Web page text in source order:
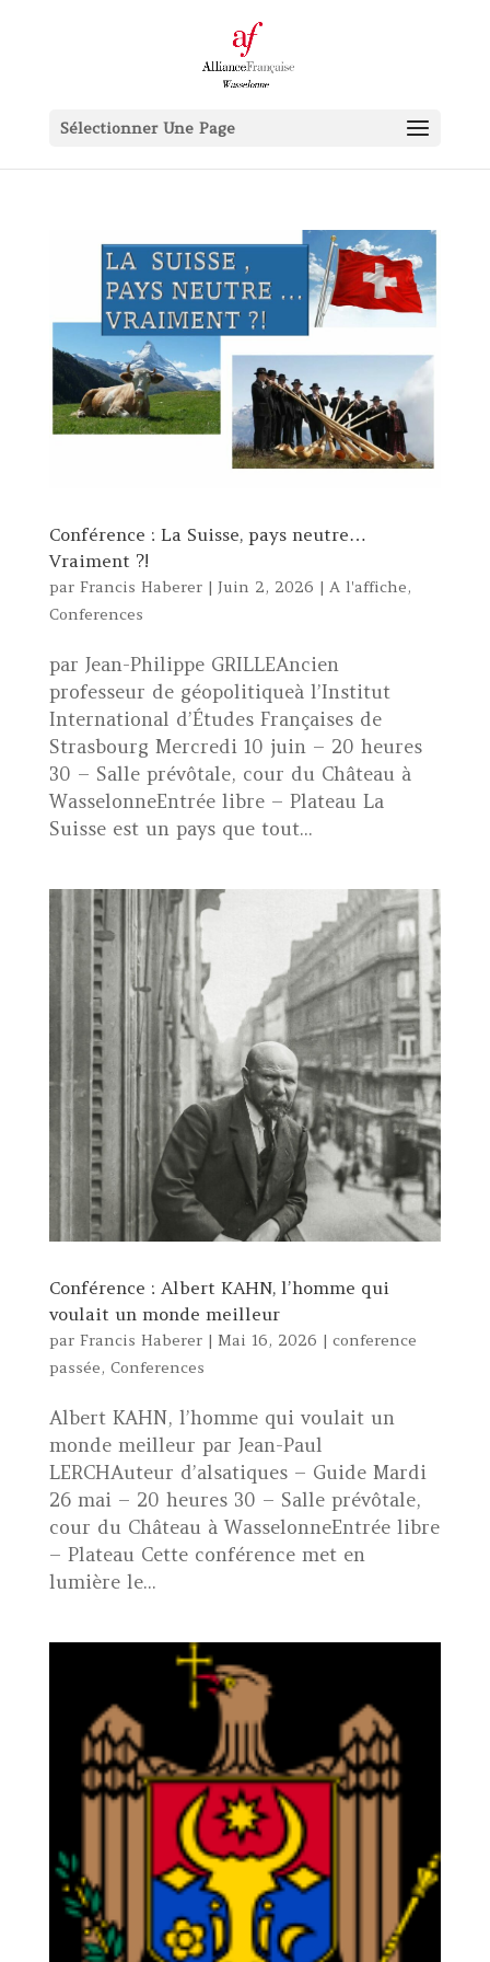
Sélectionner Une Page
Conférence : La Suisse, pays neutre…
Vraiment ?!
par Francis Haberer| Juin 2, 2026 | A l'affiche,
Conferences
par Jean-Philippe GRILLEAncien
professeur de géopolitiqueà l’Institut
International d’Études Françaises de
Strasbourg Mercredi 10 juin – 20 heures
30 – Salle prévôtale, cour du Château à
WasselonneEntrée libre – Plateau La
Suisse est un pays que tout...
Conférence : Albert KAHN, l’homme qui
voulait un monde meilleur
par Francis Haberer| Mai 16, 2026 | conference
passée, Conferences
Albert KAHN, l’homme qui voulait un
monde meilleur par Jean-Paul
LERCHAuteur d’alsatiques – Guide Mardi
26 mai – 20 heures 30 – Salle prévôtale,
cour du Château à WasselonneEntrée libre
– Plateau Cette conférence met en
lumière le...